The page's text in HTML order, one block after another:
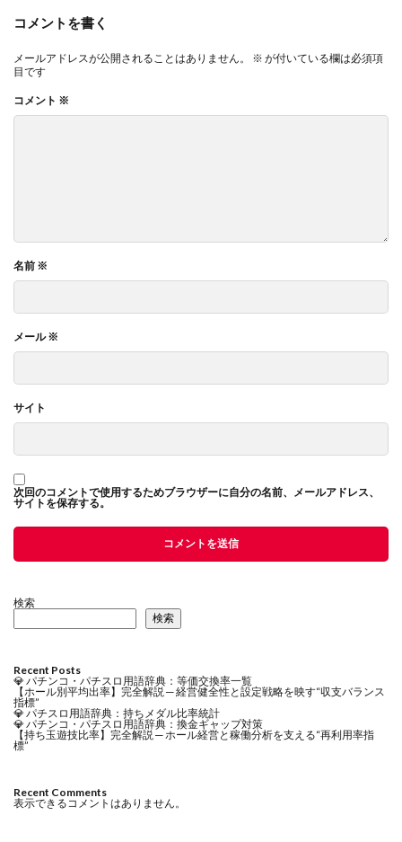
コメントを書く
メールアドレスが公開されることはありません。 ※ が付いている欄は必須項
目です
コメント ※
名前 ※
メール※
サイト
次回のコメントで使用するためブラウザーに自分の名前、メールアドレス、
サイトを保存する。
検索
検索
Recent Posts
💎 パチンコ・パチスロ用語辞典：等価交換率一覧
【ホール別平均出率】完全解説 ─ 経営健全性と設定戦略を映す“収支バランス
指標”
💎 パチスロ用語辞典：持ちメダル比率統計
💎 パチンコ・パチスロ用語辞典：換金ギャップ対策
【持ち玉遊技比率】完全解説 ─ ホール経営と稼働分析を支える“再利用率指
標”
Recent Comments
表示できるコメントはありません。